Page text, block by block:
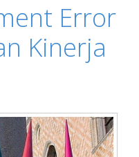
Error
Kinerja